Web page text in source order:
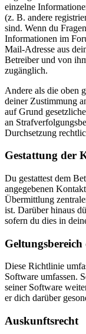
einzelne
(z. B. andere
sind. Wenn du
Informationen im
Mail-Adresse aus
Betreiber und von
zugänglich.
Andere als die oben
deiner Zustimmung
auf Grund
an
Durchsetzung
Gestattung der
Du gestattest dem
angegebenen
Übermittlung
ist. Darüber hinaus
sofern du dies in
Diese Richtlinie
Software umfassen.
seiner Software
er dich darüber
Auskunftsrecht